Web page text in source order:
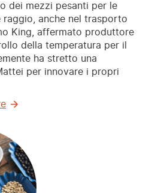
dei mezzi pesanti per le
raggio, anche nel trasporto
King, affermato produttore
della temperatura per il
ha stretto una
per innovare i propri